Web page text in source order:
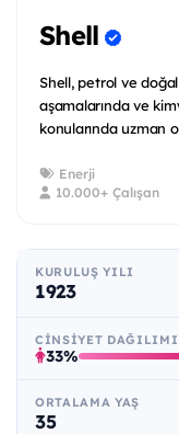
Shell
Shell, petrol ve
aşamalarında ve
konularında uzman
Enerji
10.000+ Çalışan
KURULUŞ YILI
1923
CINSIYET DAĞILIMI
33%
ORTALAMA YAŞ
35